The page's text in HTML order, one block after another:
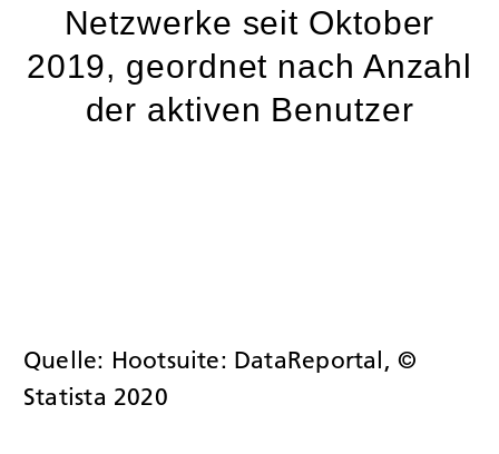
Netzwerke seit Oktober
2019, geordnet nach Anzahl
der aktiven Benutzer
Quelle: Hootsuite: DataReportal, ©
Statista 2020